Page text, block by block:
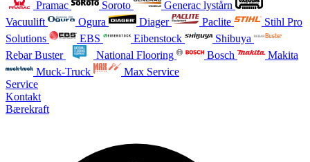
Pramac
Soroto
Generac lystårn
Vacuulift
Ogura Diager Paclite
Stihl Pro
Solutions
EBS Eibenstock
Shibuya
Rebar Buster
National Flooring Bosch
Makita
Muck-Truck
Max Service
Service
Kontakt
Bærekraft